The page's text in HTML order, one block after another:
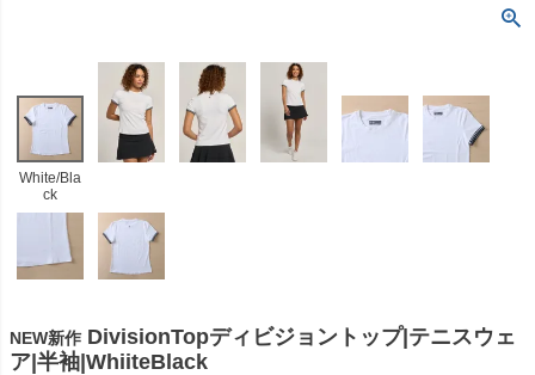
White/Bla
ck
NEW新作 DivisionTopディビジョントップ|テニスウェ
ア|半袖|WhiiteBlack